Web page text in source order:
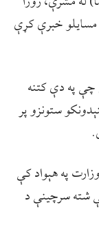
مسایلو خبرې کړې
چې په دې کتنه
ستونزو پر
په هېواد کې
شته سرچینې د